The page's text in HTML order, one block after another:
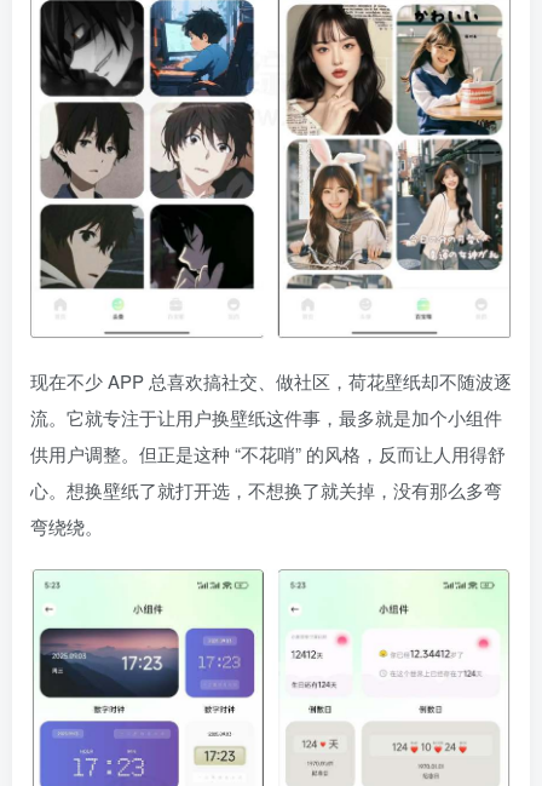
现在不少 APP 总喜欢搞社交、做社区，荷花壁纸却不随波逐
流。它就专注于让用户换壁纸这件事，最多就是加个小组件
供用户调整。但正是这种 “不花哨” 的风格，反而让人用得舒
心。想换壁纸了就打开选，不想换了就关掉，没有那么多弯
弯绕绕。